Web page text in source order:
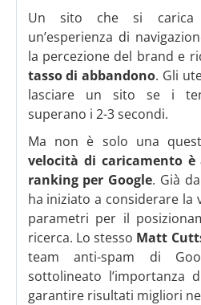
Un sito che si carica
un’esperienza di
la percezione del brand e
tasso di abbandono. Gli
lasciare un sito se i
superano i 2-3 secondi.
Ma non è solo una
velocità di caricamento
ranking per Google. Già
ha iniziato a considerare la
parametri per il
ricerca. Lo stesso Matt
team anti-spam di
sottolineato l’importanza
garantire risultati migliori